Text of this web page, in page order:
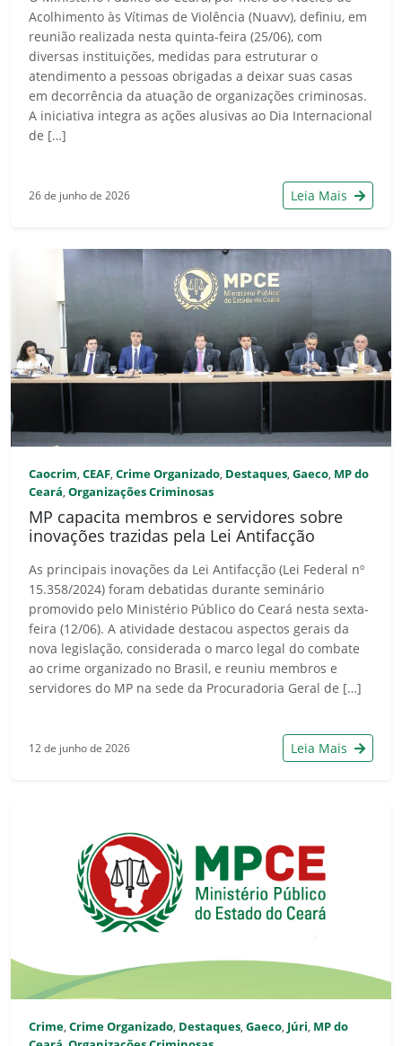
Acolhimento às Vítimas de Violência (Nuavv), definiu, em
reunião realizada nesta quinta-feira (25/06), com
diversas instituições, medidas para estruturar o
atendimento a pessoas obrigadas a deixar suas casas
em decorrência da atuação de organizações criminosas.
A iniciativa integra as ações alusivas ao Dia Internacional
de […]
26 de junho de 2026 Leia Mais
Caocrim, CEAF, Crime Organizado, Destaques, Gaeco, MP do
Ceará, Organizações Criminosas
MP capacita membros e servidores sobre
inovações trazidas pela Lei Antifacção
As principais inovações da Lei Antifacção (Lei Federal nº
15.358/2024) foram debatidas durante seminário
promovido pelo Ministério Público do Ceará nesta sexta-
feira (12/06). A atividade destacou aspectos gerais da
nova legislação, considerada o marco legal do combate
ao crime organizado no Brasil, e reuniu membros e
servidores do MP na sede da Procuradoria Geral de […]
12 de junho de 2026 Leia Mais
Crime, Crime Organizado, Destaques, Gaeco, Júri, MP do